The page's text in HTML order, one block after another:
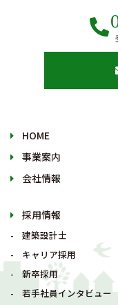
HOME
事業案内
会社情報
採用情報
建築設計士
キャリア採用
新卒採用
若手社員インタビュー